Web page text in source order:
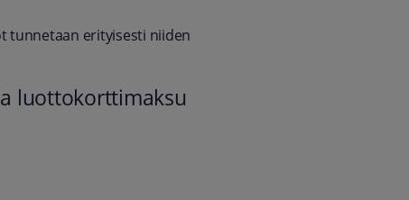
tunnetaan erityisesti niiden
luottokorttimaksu